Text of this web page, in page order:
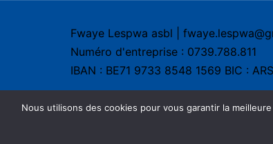
Fwaye Lespwa asbl |
Numéro d'entreprise : 0739.788.811
IBAN : BE71 9733 8548 1569 BIC :
Nous utilisons des cookies pour vous garantir la